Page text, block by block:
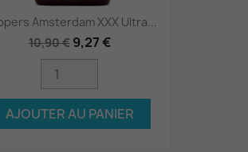
Amsterdam XXX Ultra...
10,90 € 9,27 €
AJOUTER AU PANIER